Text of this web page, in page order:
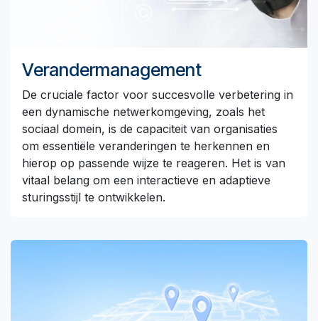
Verandermanagement
De cruciale factor voor succesvolle verbetering in
een dynamische netwerkomgeving, zoals het
sociaal domein, is de capaciteit van organisaties
om essentiële veranderingen te herkennen en
hierop op passende wijze te reageren. Het is van
vitaal belang om een interactieve en adaptieve
sturingsstijl te ontwikkelen.